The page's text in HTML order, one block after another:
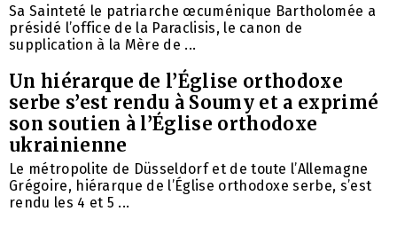
Sa Sainteté le patriarche œcuménique Bartholomée a
présidé l’office de la Paraclisis, le canon de
supplication à la Mère de ...
Un hiérarque de l’Église orthodoxe
serbe s’est rendu à Soumy et a exprimé
son soutien à l’Église orthodoxe
ukrainienne
Le métropolite de Düsseldorf et de toute l’Allemagne
Grégoire, hiérarque de l’Église orthodoxe serbe, s’est
rendu les 4 et 5 ...